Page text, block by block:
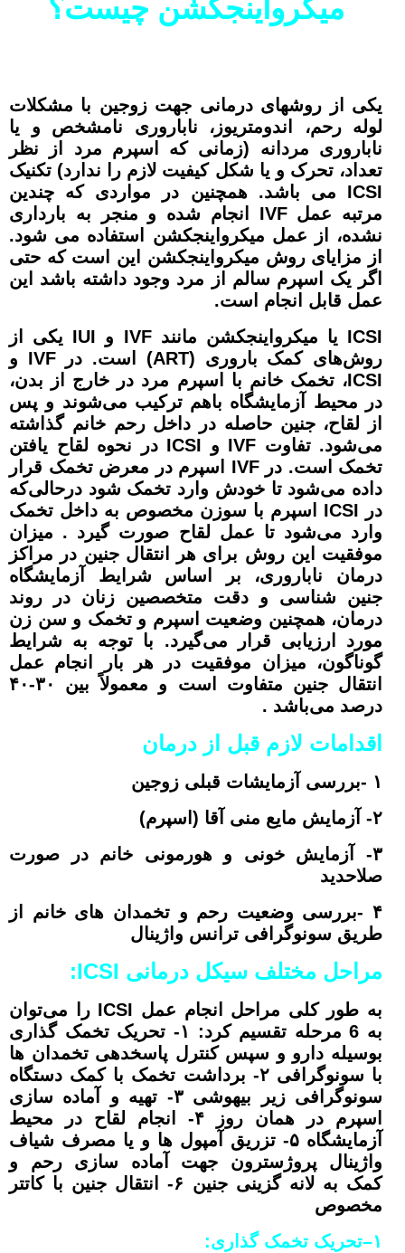
میکرواینجکشن چیست؟
یکی از روشهای درمانی جهت زوجین با مشکلات
لوله رحم، اندومتریوز، ناباروری نامشخص و یا
ناباروری مردانه (زمانی که اسپرم مرد از نظر
تعداد، تحرک و یا شکل کیفیت لازم را ندارد) تکنیک
ICSI می باشد. همچنین در مواردی که چندین
مرتبه عمل IVF انجام شده و منجر به بارداری
نشده، از عمل میکرواینجکشن استفاده می شود.
از مزایای روش میکرواینجکشن این است که حتی
اگر یک اسپرم سالم از مرد وجود داشته باشد این
عمل قابل انجام است.
ICSI یا میکرواینجکشن مانند IVF و IUI یکی از
روش‌های کمک باروری (ART) است. در IVF و
ICSI، تخمک خانم با اسپرم مرد در خارج از بدن،
در محیط آزمایشگاه باهم ترکیب می‌شوند و پس
از لقاح، جنین حاصله در داخل رحم خانم گذاشته
می‌شود. تفاوت IVF و ICSI در نحوه لقاح یافتن
تخمک است. در IVF اسپرم در معرض تخمک قرار
داده می‌شود تا خودش وارد تخمک شود درحالی‌که
در ICSI اسپرم با سوزن مخصوص به داخل تخمک
وارد می‌شود تا عمل لقاح صورت گیرد . میزان
موفقیت این روش برای هر انتقال جنین در مراکز
درمان ناباروری، بر اساس شرایط آزمایشگاه
جنین شناسی و دقت متخصصین زنان در روند
درمان، همچنین وضعیت اسپرم و تخمک و سن زن
مورد ارزیابی قرار می‌گیرد. با توجه به شرایط
گوناگون، میزان موفقیت در هر بار انجام عمل
انتقال جنین متفاوت است و معمولاً بین ۳۰-۴۰
درصد می‌باشد .
اقدامات لازم قبل از درمان
۱ -بررسی آزمایشات قبلی زوجین
۲- آزمایش مایع منی آقا (اسپرم)
۳- آزمایش خونی و هورمونی خانم در صورت
صلاحدید
۴ -بررسی وضعیت رحم و تخمدان های خانم از
طریق سونوگرافی ترانس واژینال
مراحل مختلف سیکل درمانیICSI:
به طور کلی مراحل انجام عمل ICSI را می‌توان
به 6 مرحله تقسیم کرد:
۱- تحریک تخمک گذاری
بوسیله دارو و سپس کنترل پاسخدهی تخمدان ها
با سونوگرافی
۲- برداشت تخمک با کمک دستگاه
سونوگرافی زیر بیهوشی
۳- تهیه و آماده سازی
اسپرم در همان روز
۴- انجام لقاح در محیط
آزمایشگاه
۵- تزریق آمپول ها و یا مصرف شیاف
واژینال پروژسترون جهت آماده سازی رحم و
کمک به لانه گزینی جنین
۶- انتقال جنین با کاتتر
مخصوص
۱–تحریک تخمک گذاری: